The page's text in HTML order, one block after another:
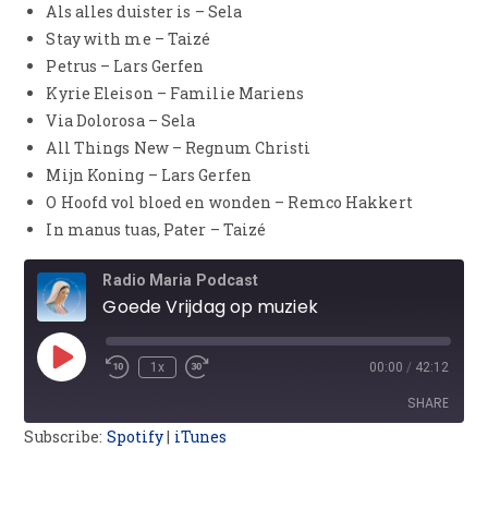
Als alles duister is – Sela
Stay with me – Taizé
Petrus – Lars Gerfen
Kyrie Eleison – Familie Mariens
Via Dolorosa – Sela
All Things New – Regnum Christi
Mijn Koning – Lars Gerfen
O Hoofd vol bloed en wonden – Remco Hakkert
In manus tuas, Pater – Taizé
Radio Maria Podcast
Goede Vrijdag op muziek
1x 00:00 / 42:12
SHARE
Subscribe: Spotify| iTunes